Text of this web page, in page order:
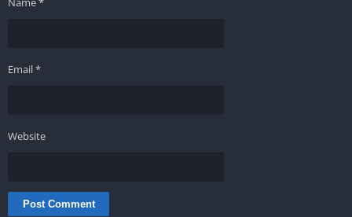
Email*
Website